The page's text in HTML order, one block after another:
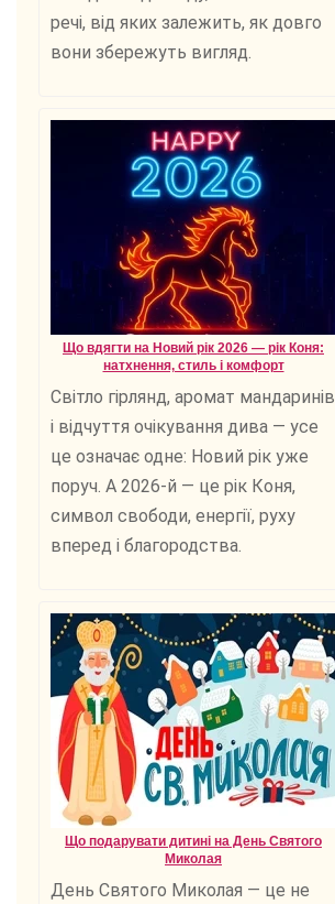
речі, від яких залежить, як довго
вони збережуть вигляд.
Що вдягти на Новий рік 2026 — рік Коня:
натхнення, стиль і комфорт
Світло гірлянд, аромат мандаринів
і відчуття очікування дива — усе
це означає одне: Новий рік уже
поруч. А 2026-й — це рік Коня,
символ свободи, енергії, руху
вперед і благородства.
Що подарувати дитині на День Святого
Миколая
День Святого Миколая — це не